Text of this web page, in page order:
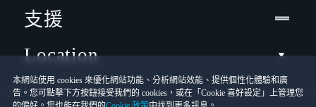
本網站使用 cookies 來優化網站功能、分析網站效能、提供個性化體驗和廣
告。您可點擊下方按鈕接受我們的 cookies，或在「Cookie 喜好設定」上管理您
支援
Location